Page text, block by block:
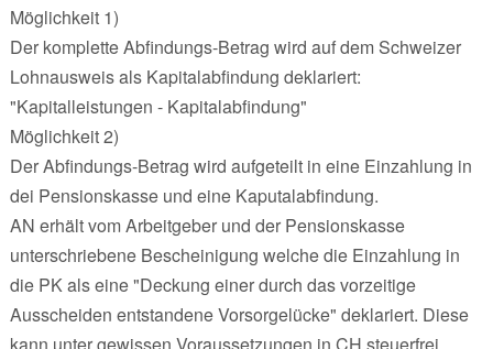
Möglichkeit 1)
Der komplette Abfindungs-Betrag wird auf dem Schweizer
Lohnausweis als Kapitalabfindung deklariert:
"Kapitalleistungen - Kapitalabfindung"
Möglichkeit 2)
Der Abfindungs-Betrag wird aufgeteilt in eine Einzahlung in
dei Pensionskasse und eine Kaputalabfindung.
AN erhält vom Arbeitgeber und der Pensionskasse
unterschriebene Bescheinigung welche die Einzahlung in
die PK als eine "Deckung einer durch das vorzeitige
Ausscheiden entstandene Vorsorgelücke" deklariert. Diese
kann unter gewissen Voraussetzungen in CH steuerfrei